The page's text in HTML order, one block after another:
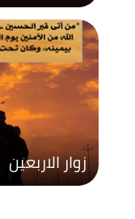
زوار الاربعين